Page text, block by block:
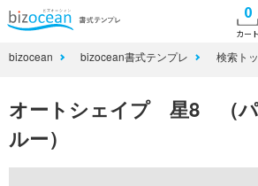
0
カート
bizocean bizocean書式テンプレ 検索ト
オートシェイプ 星8 （パ
ルー）